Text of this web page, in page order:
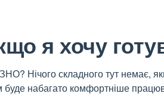
я хочу
Нічого складного тут немає,
буде набагато комфортніше